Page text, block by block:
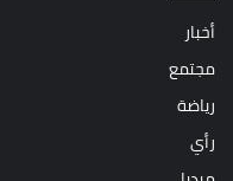
أخبار
مجتمع
رياضة
رأي